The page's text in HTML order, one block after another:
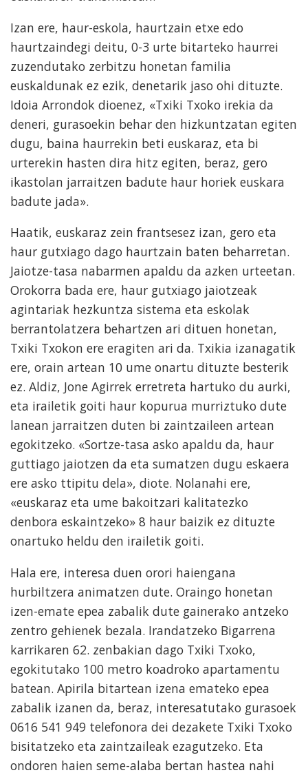
Izan ere, haur-eskola, haurtzain etxe edo
haurtzaindegi deitu, 0-3 urte bitarteko haurrei
zuzendutako zerbitzu honetan familia
euskaldunak ez ezik, denetarik jaso ohi dituzte.
Idoia Arrondok dioenez, «Txiki Txoko irekia da
deneri, gurasoekin behar den hizkuntzatan egiten
dugu, baina haurrekin beti euskaraz, eta bi
urterekin hasten dira hitz egiten, beraz, gero
ikastolan jarraitzen badute haur horiek euskara
badute jada».
Haatik, euskaraz zein frantsesez izan, gero eta
haur gutxiago dago haurtzain baten beharretan.
Jaiotze-tasa nabarmen apaldu da azken urteetan.
Orokorra bada ere, haur gutxiago jaiotzeak
agintariak hezkuntza sistema eta eskolak
berrantolatzera behartzen ari dituen honetan,
Txiki Txokon ere eragiten ari da. Txikia izanagatik
ere, orain artean 10 ume onartu dituzte besterik
ez. Aldiz, Jone Agirrek erretreta hartuko du aurki,
eta irailetik goiti haur kopurua murriztuko dute
lanean jarraitzen duten bi zaintzaileen artean
egokitzeko. «Sortze-tasa asko apaldu da, haur
guttiago jaiotzen da eta sumatzen dugu eskaera
ere asko ttipitu dela», diote. Nolanahi ere,
«euskaraz eta ume bakoitzari kalitatezko
denbora eskaintzeko» 8 haur baizik ez dituzte
onartuko heldu den irailetik goiti.
Hala ere, interesa duen orori haiengana
hurbiltzera animatzen dute. Oraingo honetan
izen-emate epea zabalik dute gainerako antzeko
zentro gehienek bezala. Irandatzeko Bigarrena
karrikaren 62. zenbakian dago Txiki Txoko,
egokitutako 100 metro koadroko apartamentu
batean. Apirila bitartean izena emateko epea
zabalik izanen da, beraz, interesatutako gurasoek
0616 541 949 telefonora dei dezakete Txiki Txoko
bisitatzeko eta zaintzaileak ezagutzeko. Eta
ondoren haien seme-alaba bertan hastea nahi